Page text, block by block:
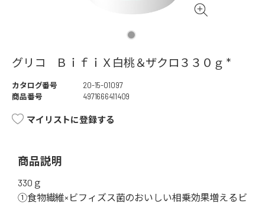
グリコ ＢｉｆｉＸ白桃＆ザクロ３３０ｇ *
カタログ番号
20-15-01097
商品番号
4971666411409
マイリストに登録する
商品説明
330ｇ
①食物繊維×ビフィズス菌のおいしい相乗効果増えるビ